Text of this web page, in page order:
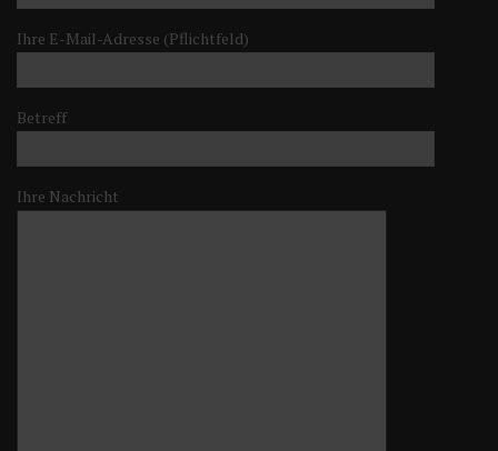
Ihre E-Mail-Adresse (Pflichtfeld)
Betreff
Ihre Nachricht